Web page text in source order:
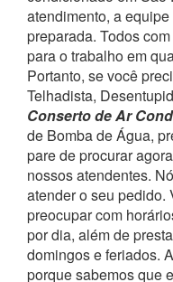
atendimento, a
preparada. Todos
para o trabalho em
Portanto, se você
Telhadista,
Conserto de Ar
de Bomba de Água,
pare de procurar
nossos atendentes.
atender o seu pedido.
preocupar com
por dia, além de
domingos e feriados.
porque sabemos que